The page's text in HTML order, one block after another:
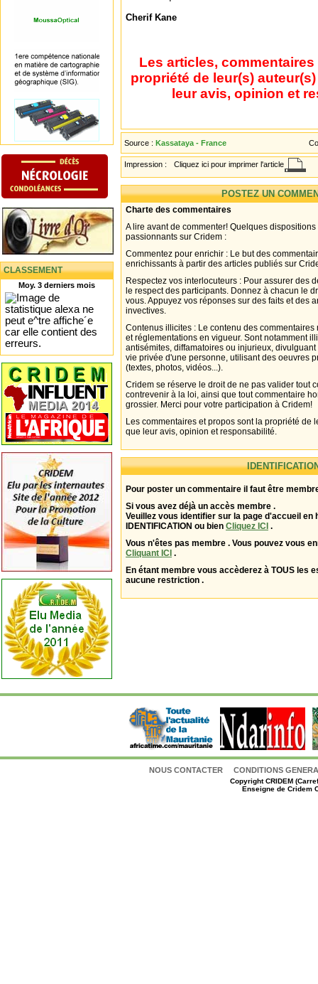
CLASSEMENT
Moy. 3 derniers mois
Cherif Kane
Les articles,
propriété de leur(s)
leur avis, opinion et
Source : Kassataya - France
Impression : Cliquez ici pour imprimer l'article
POSTEZ UN
Charte des commentaires
A lire avant de commenter! Quelques
passionnants sur Cridem :
Commentez pour enrichir : Le but des
enrichissants à partir des articles publiés sur
Respectez vos interlocuteurs : Pour assurer des
le respect des participants. Donnez à chacun le
vous. Appuyez vos réponses sur des faits et des
invectives.
Contenus illicites : Le contenu des
et réglementations en vigueur. Sont notamment
antisémites, diffamatoires ou injurieux,
vie privée d'une personne, utilisant des oeuvres
(textes, photos, vidéos...).
Cridem se réserve le droit de ne pas valider tout
contrevenir à la loi, ainsi que tout commentaire
grossier. Merci pour votre participation à Cridem!
Les commentaires et propos sont la propriété de
que leur avis, opinion et responsabilité.
Pour poster un commentaire il faut être
Si vous avez déjà un accès membre .
Veuillez vous identifier sur la page d'accueil en
IDENTIFICATION ou bien Cliquez ICI .
Vous n'êtes pas membre . Vous pouvez vous
Cliquant ICI .
En étant membre vous accèderez à TOUS les
aucune restriction .
NOUS CONTACTER CONDITIONS
CopyrightCRIDEM
Enseigne de Cridem